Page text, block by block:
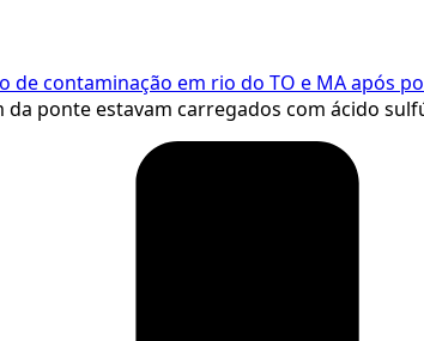
de contaminação em rio do TO e MA após
da ponte estavam carregados com ácido